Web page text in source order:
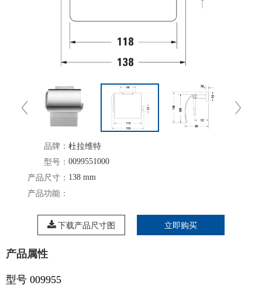
品牌： 杜拉维特
型号： 0099551000
产品尺寸： 138 mm
产品功能：
下载产品尺寸图 立即购买
产品属性
型号 009955